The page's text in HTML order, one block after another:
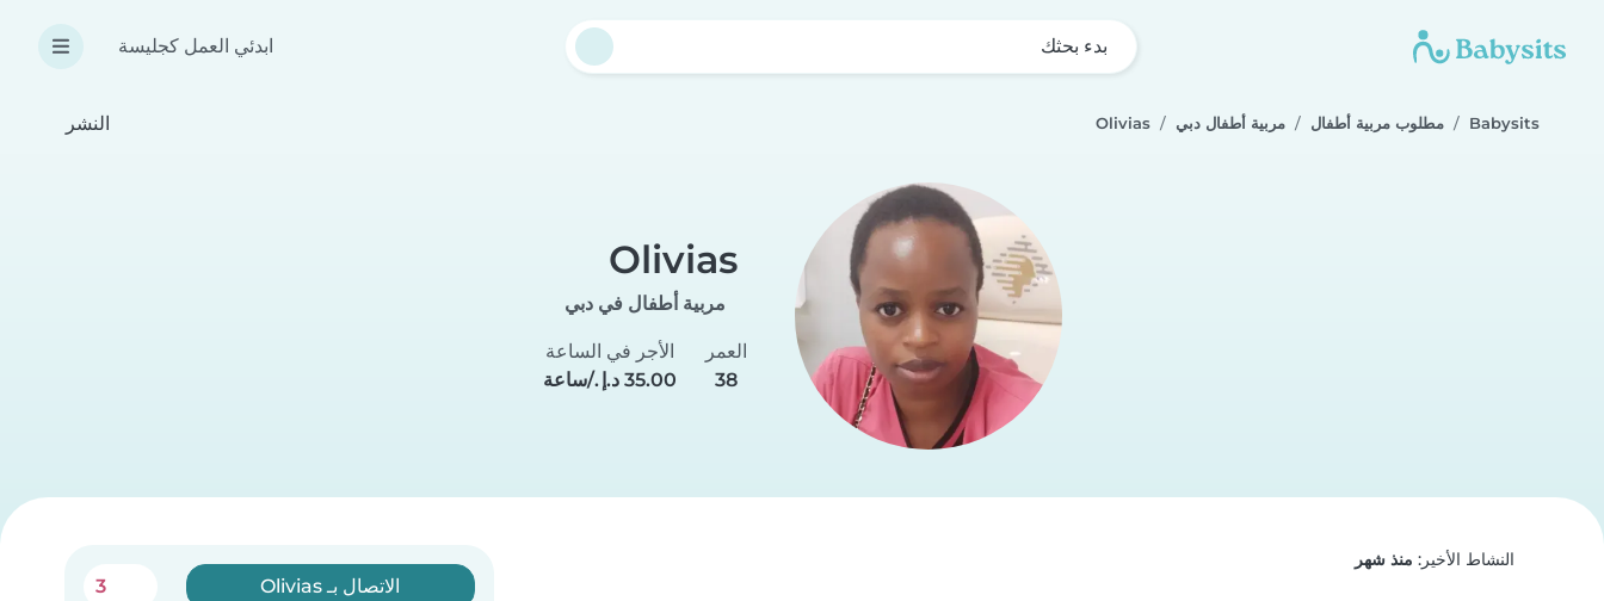
بدء بحثك ابدئي العمل كجليسة
Babysits مطلوب مربية أطفال مربية أطفال دبي Olivias النشر
Olivias
مربية أطفال في دبي
العمر
38
الأجر في الساعة
النشاط الأخير: منذ شهر
الاتصال بـ Olivias 3